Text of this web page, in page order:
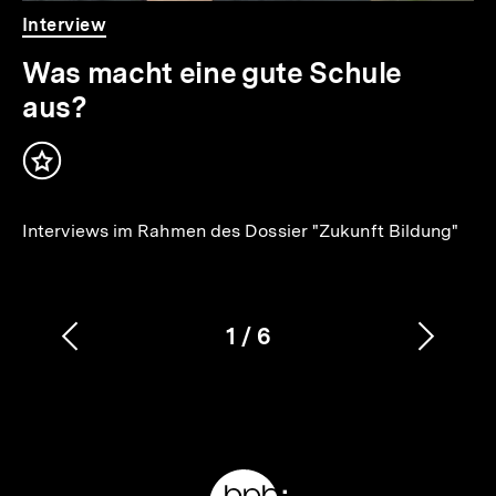
Video
Dauer
1
Min.
Interview
Was macht eine gute Schule
aus?
Inhalt
Interviews im Rahmen des Dossier "Zukunft Bildung"
Karussellinhalt
1
von
/ 6
Vorherigen